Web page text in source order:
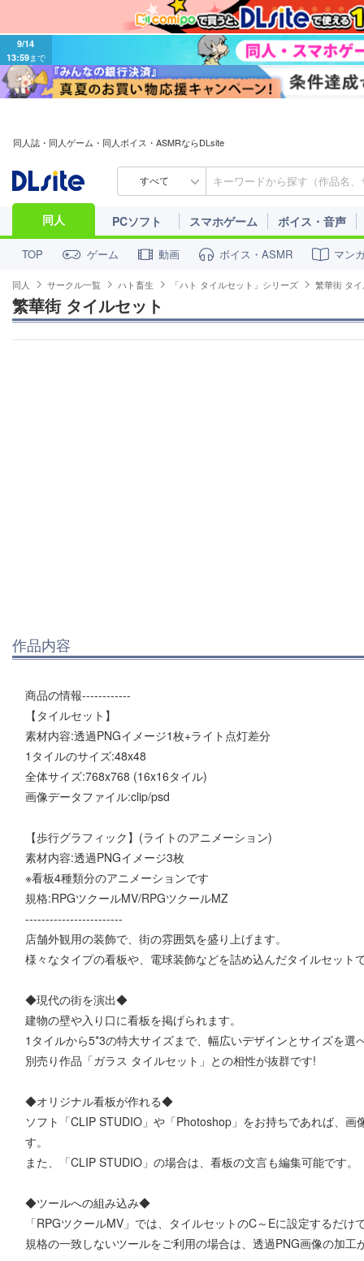
9/14
13:59まで
同人誌・同人ゲーム・同人ボイス・ASMRならDLsite
すべて
同人 PCソフト スマホゲーム ボイス・音声
TOP ゲーム 動画 ボイス・ASMR マン
同人 サークル一覧 ハト畜生 「ハト タイルセット」シリーズ 繁華街 タ
繁華街 タイルセット
作品内容
商品の情報------------
【タイルセット】
素材内容:透過PNGイメージ1枚+ライト点灯差分
1タイルのサイズ:48x48
全体サイズ:768x768 (16x16タイル)
画像データファイル:clip/psd
【歩行グラフィック】(ライトのアニメーション)
素材内容:透過PNGイメージ3枚
※看板4種類分のアニメーションです
規格:RPGツクールMV/RPGツクールMZ
------------------------
店舗外観用の装飾で、街の雰囲気を盛り上げます。
様々なタイプの看板や、電球装飾などを詰め込んだタイルセット
◆現代の街を演出◆
建物の壁や入り口に看板を掲げられます。
1タイルから5*3の特大サイズまで、幅広いデザインとサイズを選
別売り作品「ガラス タイルセット」との相性が抜群です!
◆オリジナル看板が作れる◆
ソフト「CLIP STUDIO」や「Photoshop」をお持ちであれば、
す。
また、「CLIP STUDIO」の場合は、看板の文言も編集可能です。
◆ツールへの組み込み◆
「RPGツクールMV」では、タイルセットのC～Eに設定するだけ
規格の一致しないツールをご利用の場合は、透過PNG画像の加